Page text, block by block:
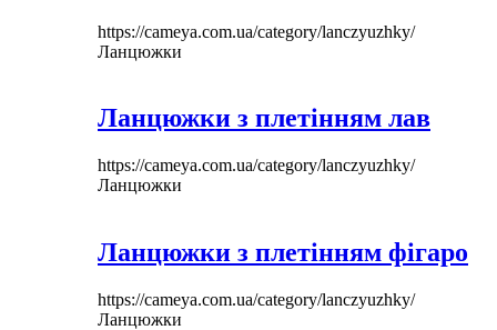
https://cameya.com.ua/category/lanczyuzhky/
Ланцюжки
Ланцюжки з плетінням лав
https://cameya.com.ua/category/lanczyuzhky/
Ланцюжки
Ланцюжки з плетінням фігаро
https://cameya.com.ua/category/lanczyuzhky/
Ланцюжки